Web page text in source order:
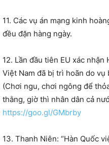
11. Các vụ án mạng kinh
đều đặn hàng ngày.
12. Lần đầu tiên EU xác
Việt Nam đã bị trì hoãn do vụ
(Chơi ngu, chơi ngông để
thằng, giờ thì nhân dân cả
https://goo.gl/GMbrby
13. Thanh Niên: “Hàn Quốc